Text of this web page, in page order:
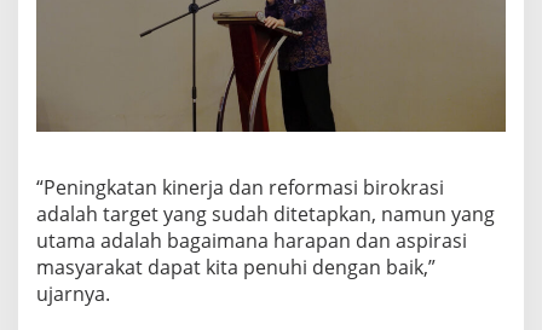
“Peningkatan kinerja dan reformasi birokrasi
adalah target yang sudah ditetapkan, namun yang
utama adalah bagaimana harapan dan aspirasi
masyarakat dapat kita penuhi dengan baik,”
ujarnya.